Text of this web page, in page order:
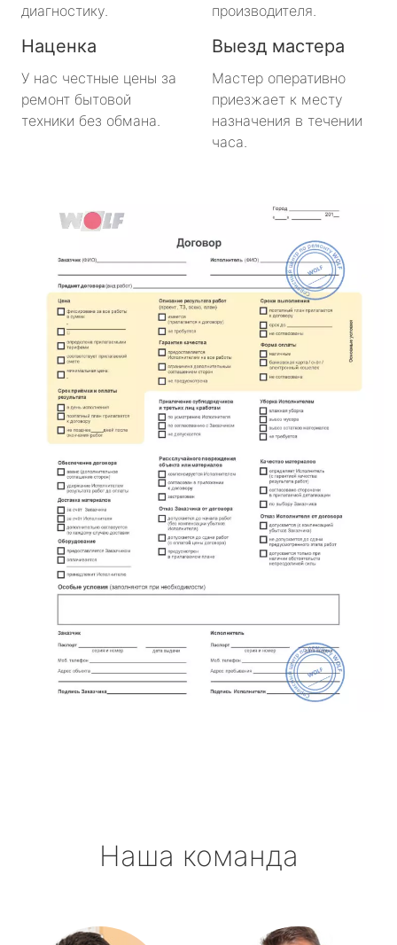
диагностику.
производителя.
Наценка
У нас честные цены за
ремонт бытовой
техники без обмана.
Выезд мастера
Мастер оперативно
приезжает к месту
назначения в течении
часа.
Наша команда